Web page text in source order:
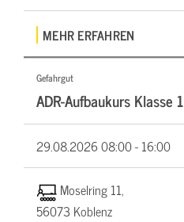
MEHR ERFAHREN
Gefahrgut
ADR-Aufbaukurs Klasse 1
29.08.202608:00 - 16:00
Moselring 11,
56073 Koblenz